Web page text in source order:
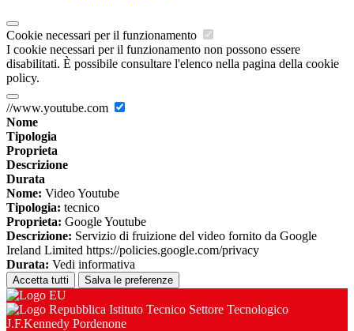
Cookie necessari per il funzionamento
I cookie necessari per il funzionamento non possono essere
disabilitati. È possibile consultare l'elenco nella pagina della cookie
policy.
//www.youtube.com
Nome
Tipologia
Proprieta
Descrizione
Durata
Nome: Video Youtube
Tipologia: tecnico
Proprieta: Google Youtube
Descrizione: Servizio di fruizione del video fornito da Google
Ireland Limited https://policies.google.com/privacy
Durata: Vedi informativa
Accetta tutti Salva le preferenze
Istituto Tecnico Settore Tecnologico
J.F.Kennedy Pordenone